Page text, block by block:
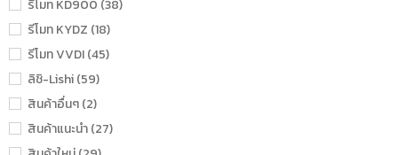
รีโมท KD900 (38)
รีโมท KYDZ (18)
รีโมท VVDI (45)
ลิชิ-Lishi (59)
สินค้าอื่นๆ (2)
สินค้าแนะนำ (27)